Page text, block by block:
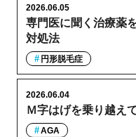
専門医に聞く治療薬
対処法
2026.06.05
円形脱毛症
Ｍ字はげを乗り越え
2026.06.04
AGA